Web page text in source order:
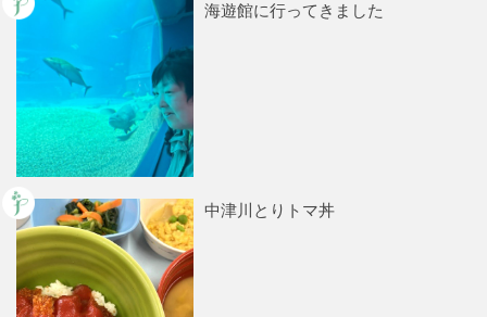
海遊館に行ってきました
中津川とりトマ丼